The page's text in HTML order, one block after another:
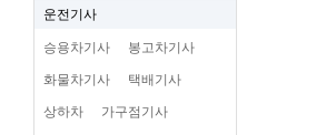
운전기사
승용차기사 봉고차기사
화물차기사 택배기사
상하차 가구점기사